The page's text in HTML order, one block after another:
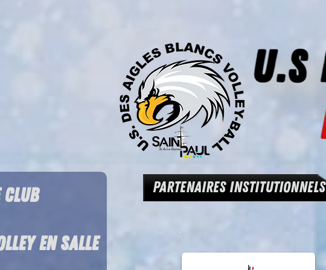
PARTENAIRES INSTITUTIONNELS
CLUB
EN SALLE